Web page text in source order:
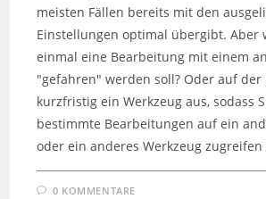
meisten Fällen bereits mit den
Einstellungen optimal übergibt. Aber
einmal eine Bearbeitung mit einem
"gefahren" werden soll? Oder auf
kurzfristig ein Werkzeug aus, sodass
bestimmte Bearbeitungen auf ein
oder ein anderes Werkzeug zugreifen
0 KOMMENTARE